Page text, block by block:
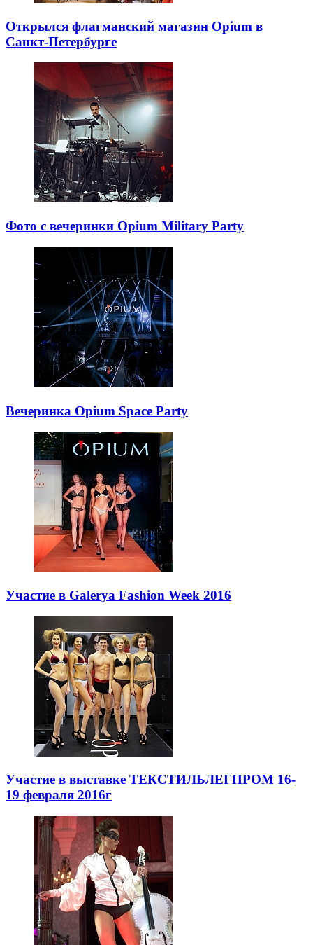
Открылся флагманский магазин Opium в
Санкт-Петербурге
Фото с вечеринки Opium Military Party
Вечеринка Opium Space Party
Участие в Galerya Fashion Week 2016
Участие в выставке ТЕКСТИЛЬЛЕГПРОМ 16-
19 февраля 2016г